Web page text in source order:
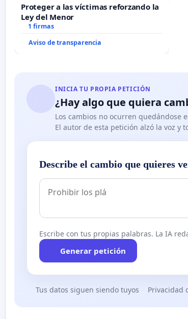
Proteger a las víctimas reforzando la
Ley del Menor
1 firmas
Aviso de transparencia
INICIA TU PROPIA PETICIÓN
¿Hay algo que quiera
Los cambios no ocurren quedándose
El autor de esta petición alzó la voz y
Describe el cambio que quieres
Escribe con tus propias palabras. La IA
Generar petición
Tus datos siguen siendo tuyos Privacidad